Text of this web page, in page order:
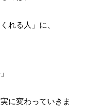
れる人」に、
に変わっていきま